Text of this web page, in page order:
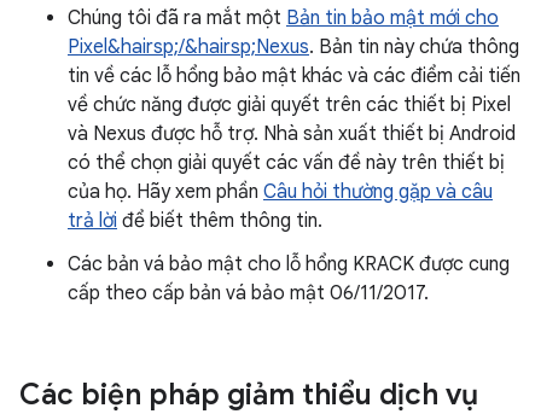
Chúng tôi đã ra mắt một Bản tin bảo mật mới cho
Pixel&hairsp;/&hairsp;Nexus. Bản tin này chứa thông
tin về các lỗ hổng bảo mật khác và các điểm cải tiến
về chức năng được giải quyết trên các thiết bị Pixel
và Nexus được hỗ trợ. Nhà sản xuất thiết bị Android
có thể chọn giải quyết các vấn đề này trên thiết bị
của họ. Hãy xem phần Câu hỏi thường gặp và câu
trả lời để biết thêm thông tin.
Các bản vá bảo mật cho lỗ hổng KRACK được cung
cấp theo cấp bản vá bảo mật 06/11/2017.
Các biện pháp giảm thiểu dịch vụ